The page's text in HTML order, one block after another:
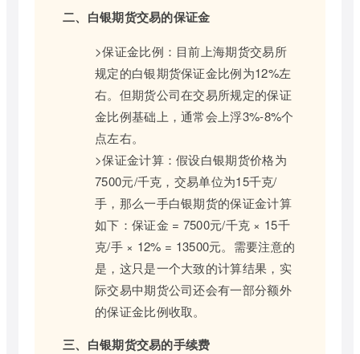
二、白银期货交易的保证金
>保证金比例：目前上海期货交易所
规定的白银期货保证金比例为12%左
右。但期货公司在交易所规定的保证
金比例基础上，通常会上浮3%-8%个
点左右。
>保证金计算：假设白银期货价格为
7500元/千克，交易单位为15千克/
手，那么一手白银期货的保证金计算
如下：保证金 = 7500元/千克 × 15千
克/手 × 12% = 13500元。需要注意的
是，这只是一个大致的计算结果，实
际交易中期货公司还会有一部分额外
的保证金比例收取。
三、白银期货交易的手续费